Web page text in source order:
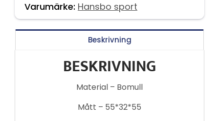
Varumärke: Hansbo sport
Beskrivning
BESKRIVNING
Material – Bomull
Mått – 55*32*55